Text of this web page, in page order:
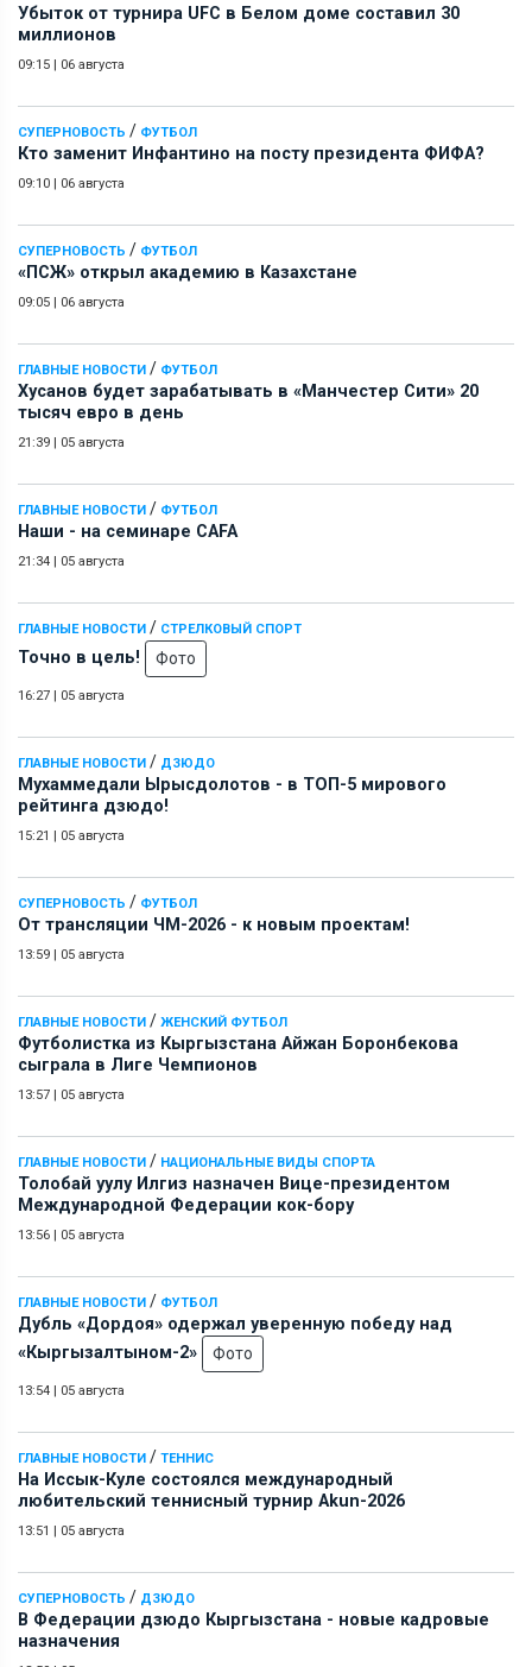
Убыток от турнира UFC в Белом доме составил 30
миллионов
09:15 | 06 августа
СУПЕРНОВОСТЬ / ФУТБОЛ
Кто заменит Инфантино на посту президента ФИФА?
09:10 | 06 августа
СУПЕРНОВОСТЬ / ФУТБОЛ
«ПСЖ» открыл академию в Казахстане
09:05 | 06 августа
ГЛАВНЫЕ НОВОСТИ / ФУТБОЛ
Хусанов будет зарабатывать в «Манчестер Сити» 20
тысяч евро в день
21:39 | 05 августа
ГЛАВНЫЕ НОВОСТИ / ФУТБОЛ
Наши - на семинаре СAFA
21:34 | 05 августа
ГЛАВНЫЕ НОВОСТИ / СТРЕЛКОВЫЙ СПОРТ
Точно в цель! Фото
16:27 | 05 августа
ГЛАВНЫЕ НОВОСТИ / ДЗЮДО
Мухаммедали Ырысдолотов - в ТОП-5 мирового
рейтинга дзюдо!
15:21 | 05 августа
СУПЕРНОВОСТЬ / ФУТБОЛ
От трансляции ЧМ-2026 - к новым проектам!
13:59 | 05 августа
ГЛАВНЫЕ НОВОСТИ / ЖЕНСКИЙ ФУТБОЛ
Футболистка из Кыргызстана Айжан Боронбекова
сыграла в Лиге Чемпионов
13:57 | 05 августа
ГЛАВНЫЕ НОВОСТИ / НАЦИОНАЛЬНЫЕ ВИДЫ СПОРТА
Толобай уулу Илгиз назначен Вице-президентом
Международной Федерации кок-бору
13:56 | 05 августа
ГЛАВНЫЕ НОВОСТИ / ФУТБОЛ
Дубль «Дордоя» одержал уверенную победу над
«Кыргызалтыном-2»
Фото
13:54 | 05 августа
ГЛАВНЫЕ НОВОСТИ / ТЕННИС
На Иссык-Куле состоялся международный
любительский теннисный турнир Akun-2026
13:51 | 05 августа
СУПЕРНОВОСТЬ / ДЗЮДО
В Федерации дзюдо Кыргызстана - новые кадровые
назначения